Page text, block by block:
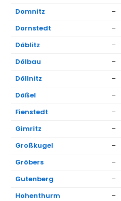
Domnitz
–
Dornstedt
–
Döblitz
–
Dölbau
–
Döllnitz
–
Dößel
–
Fienstedt
–
Gimritz
–
Großkugel
–
Gröbers
–
Gutenberg
–
Hohenthurm
–